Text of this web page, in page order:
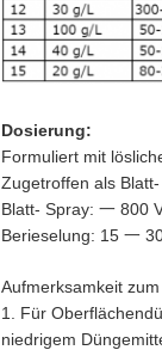
Dosierung:
Formuliert mit
Zugetroffen als
Blatt- Spray: 一 800
Berieselung: 15 一
Aufmerksamkeit
1. Für
niedrigem